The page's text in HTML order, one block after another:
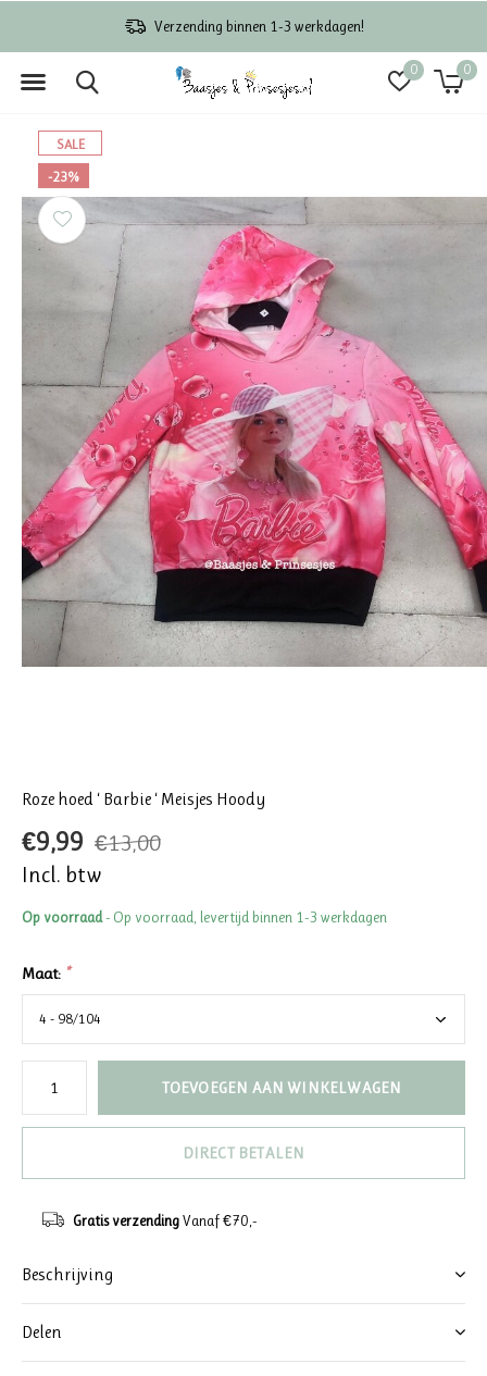
0 0
Verzending binnen 1-3 werkdagen!
SALE
-23%
Roze hoed ‘ Barbie ‘ Meisjes Hoody
€9,99 €13,00
Incl. btw
Op voorraad- Op voorraad, levertijd binnen 1-3 werkdagen
Maat: *
TOEVOEGEN AAN WINKELWAGEN
DIRECT BETALEN
Gratis verzendingVanaf €70,-
Beschrijving
Delen